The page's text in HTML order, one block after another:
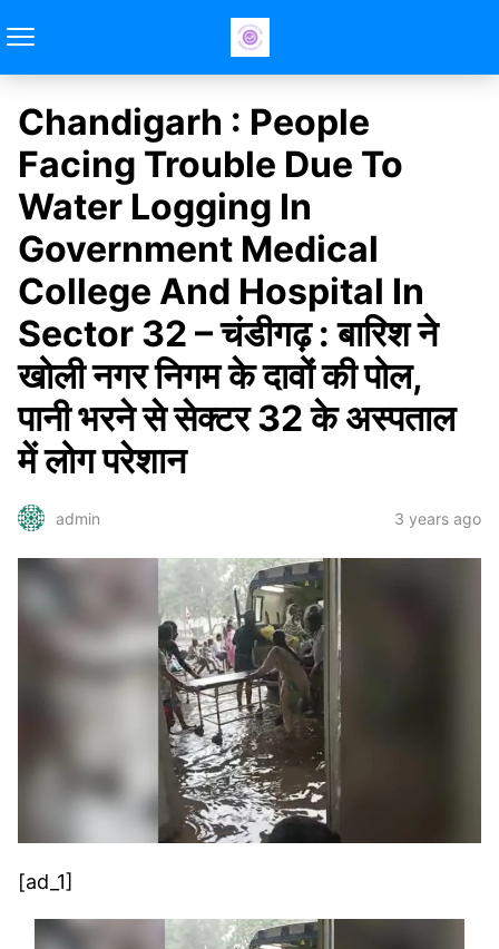
Chandigarh : People
Facing Trouble Due To
Water Logging In
Government Medical
College And Hospital In
Sector 32 – चंडीगढ़ : बारिश ने
खोली नगर निगम के दावों की पोल,
पानी भरने से सेक्‍टर 32 के अस्‍पताल
में लोग परेशान
admin 3 years ago
[ad_1]